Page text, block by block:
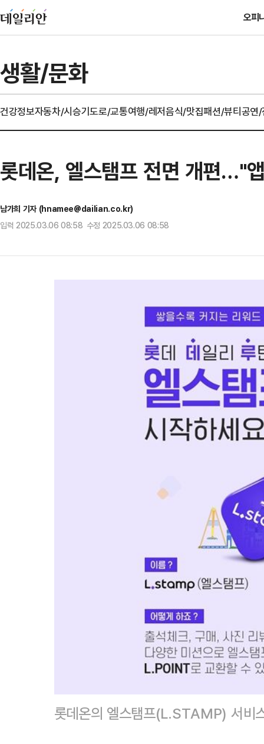
오피
생활/문화
건강정보자동차/시승기도로/교통여행/레저음식/맛집패션/뷰티공연
롯데온, 엘스탬프 전면 개편…"
남가희 기자 (hnamee@dailian.co.kr)
입력 2025.03.06 08:58 수정 2025.03.06 08:58
롯데온의 엘스탬프(L.STAMP) 서비